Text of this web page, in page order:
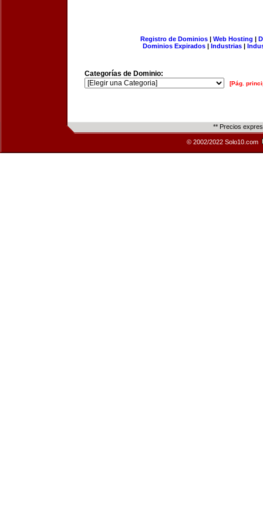
Registro de Dominios| Web Hosting |
Dominios Expirados | Industrias |
Categorías de Dominio:
[Pág.
** Precios
© 2002/2022 Solo10.com